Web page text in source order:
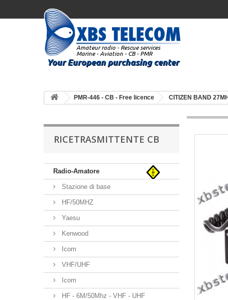
PMR-446 - CB - Free licence CITIZEN BAND
RICETRASMITTENTE CB
Radio-Amatore
Stazione di base
HF/50MHZ
Yaesu
Kenwood
Icom
VHF/UHF
Icom
HF - 6M/50Mhz - VHF - UHF